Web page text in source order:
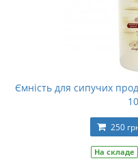
Ємність для сипучих
250
На складе